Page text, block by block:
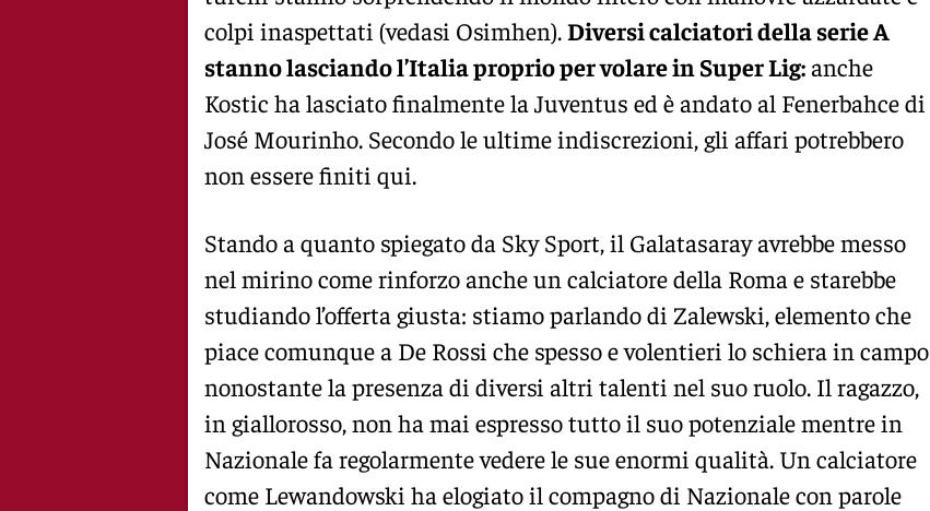
colpi inaspettati (vedasi Osimhen).Diversi calciatori della serie A
stanno lasciando l’Italia proprio per volare in Super Lig:anche
Kostic ha lasciato finalmente la Juventus ed è andato al Fenerbahce di
José Mourinho. Secondo le ultime indiscrezioni, gli affari potrebbero
non essere finiti qui.
Stando a quanto spiegato da Sky Sport, il Galatasaray avrebbe messo
nel mirino come rinforzo anche un calciatore della Roma e starebbe
studiando l’offerta giusta: stiamo parlando di Zalewski, elemento che
piace comunque a De Rossi che spesso e volentieri lo schiera in campo
nonostante la presenza di diversi altri talenti nel suo ruolo. Il ragazzo,
in giallorosso, non ha mai espresso tutto il suo potenziale mentre in
Nazionale fa regolarmente vedere le sue enormi qualità. Un calciatore
come Lewandowski ha elogiato il compagno di Nazionale con parole